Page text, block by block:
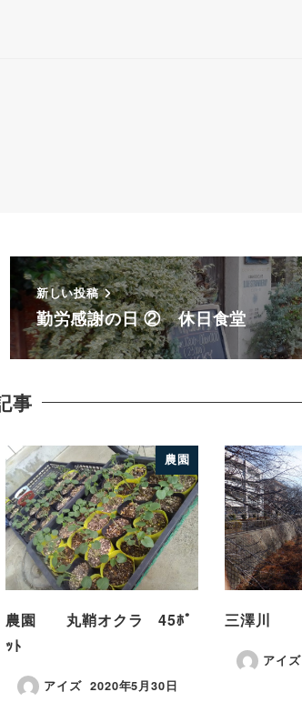
新しい投稿
勤労感謝の日 ② 休日食堂
事
農園
農園 丸鞘オクラ 45ﾎﾟ
ｯﾄ
アイズ 2020年5月30日
三澤川
アイズ